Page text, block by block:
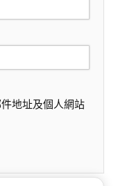
地址及個人網站